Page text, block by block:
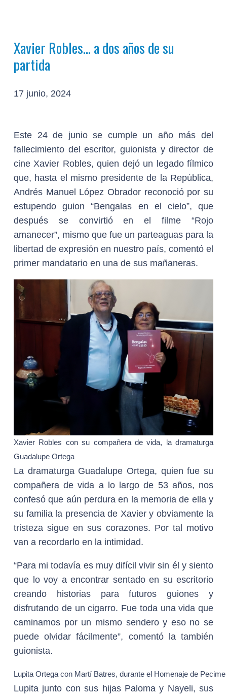
Xavier Robles… a dos años de su
partida
17 junio, 2024
Este 24 de junio se cumple un año más del
fallecimiento del escritor, guionista y director de
cine Xavier Robles, quien dejó un legado fílmico
que, hasta el mismo presidente de la República,
Andrés Manuel López Obrador reconoció por su
estupendo guion “Bengalas en el cielo”, que
después se convirtió en el filme “Rojo
amanecer”, mismo que fue un parteaguas para la
libertad de expresión en nuestro país, comentó el
primer mandatario en una de sus mañaneras.
Xavier Robles con su compañera de vida, la dramaturga
Guadalupe Ortega
La dramaturga Guadalupe Ortega, quien fue su
compañera de vida a lo largo de 53 años, nos
confesó que aún perdura en la memoria de ella y
su familia la presencia de Xavier y obviamente la
tristeza sigue en sus corazones. Por tal motivo
van a recordarlo en la intimidad.
“Para mi todavía es muy difícil vivir sin él y siento
que lo voy a encontrar sentado en su escritorio
creando historias para futuros guiones y
disfrutando de un cigarro. Fue toda una vida que
caminamos por un mismo sendero y eso no se
puede olvidar fácilmente”, comentó la también
guionista.
Lupita Ortega con Martí Batres, durante el Homenaje de
Lupita junto con sus hijas Paloma y Nayeli, sus